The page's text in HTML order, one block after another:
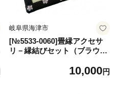
岐阜県海津市
[№5533-0060]畳縁アクセサ
リ－縁結びセット（ブラウ
10,000円